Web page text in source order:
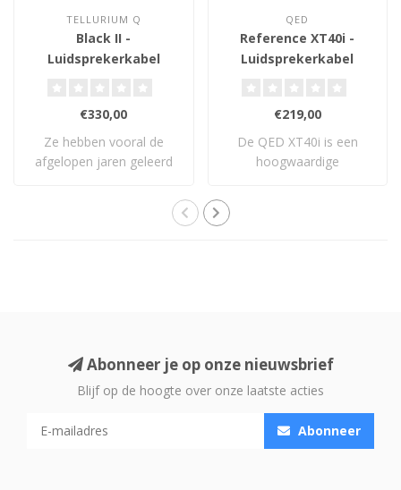
TELLURIUM Q
Black II -
Luidsprekerkabel
€330,00
Ze hebben vooral de
afgelopen jaren geleerd
QED
Reference XT40i -
Luidsprekerkabel
€219,00
De QED XT40i is een
hoogwaardige
Abonneer je op onze nieuwsbrief
Blijf op de hoogte over onze laatste acties
Abonneer